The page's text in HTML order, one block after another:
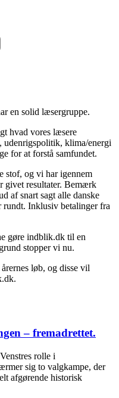
en solid læsergruppe.
hvad vores læsere
udenrigspolitik, klima/energi
for at forstå samfundet.
stof, og vi har igennem
givet resultater. Bemærk
af snart sagt alle danske
rundt. Inklusiv betalinger fra
gøre indblik.dk til en
stopper vi nu.
løb, og disse vil
– fremadrettet.
rolle i
sig to valgkampe, der
afgørende historisk